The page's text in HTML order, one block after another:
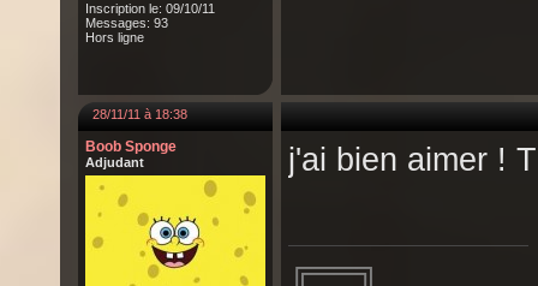
Inscription le: 09/10/11
Messages: 93
Hors ligne
28/11/11 à 18:38
Boob Sponge
Adjudant j'ai bien aimer !
╔══╗